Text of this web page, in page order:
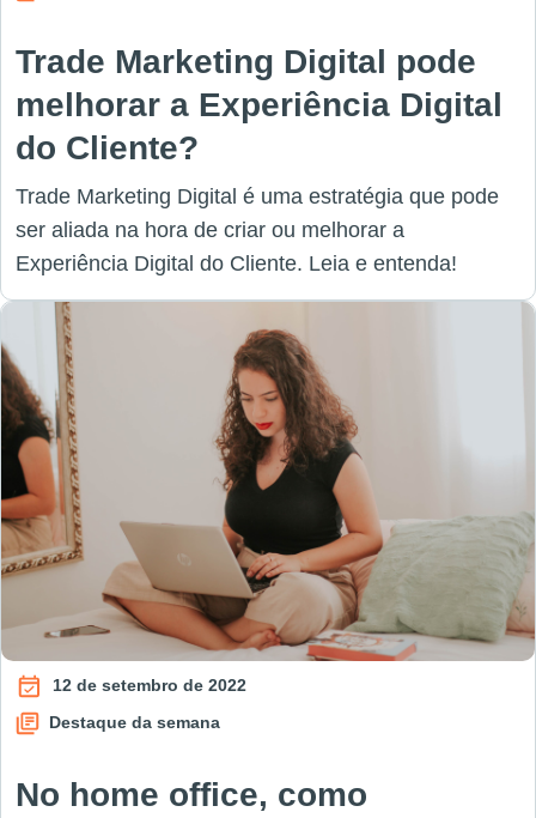
Trade Marketing Digital pode
melhorar a Experiência Digital
do Cliente?
Trade Marketing Digital é uma estratégia que pode
ser aliada na hora de criar ou melhorar a
Experiência Digital do Cliente. Leia e entenda!
12 de setembro de 2022
Destaque da semana
No home office, como